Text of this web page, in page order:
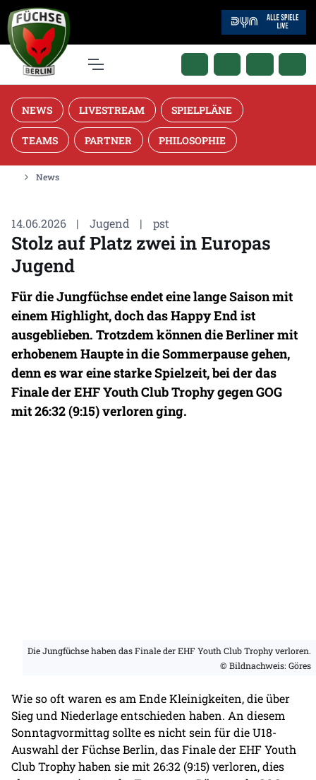
NEWS LIVESTREAM SPIELPLÄNE
TEAMS PARTNER PHILOSOPHIE
News
14.06.2026 | Jugend | pst
Stolz auf Platz zwei in Europas
Jugend
Für die Jungfüchse endet eine lange Saison mit
einem Highlight, doch das Happy End ist
ausgeblieben. Trotzdem können die Berliner mit
erhobenem Haupte in die Sommerpause gehen,
denn es war eine starke Spielzeit, bei der das
Finale der EHF Youth Club Trophy gegen GOG
mit 26:32 (9:15) verloren ging.
Die Jungfüchse haben das Finale der EHF Youth Club Trophy verloren.
© Bildnachweis: Göres
Wie so oft waren es am Ende Kleinigkeiten, die über
Sieg und Niederlage entschieden haben. An diesem
Sonntagvormittag sollte es nicht sein für die U18-
Auswahl der Füchse Berlin, das Finale der EHF Youth
Club Trophy haben sie mit 26:32 (9:15) verloren, dies